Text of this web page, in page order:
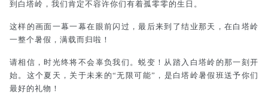
到白塔岭，我们肯定不容许你们有着孤零零的生日。
这样的画面一幕一幕在眼前闪过，最后来到了结业那天，在白塔岭
一整个暑假，满载而归啦！
请相信，时光终将不会辜负我们。蜕变！从踏入白塔岭的那一刻开
始。 这个夏天，关于未来的“无限可能”，是白塔岭暑假班送予你们
最好的礼物！